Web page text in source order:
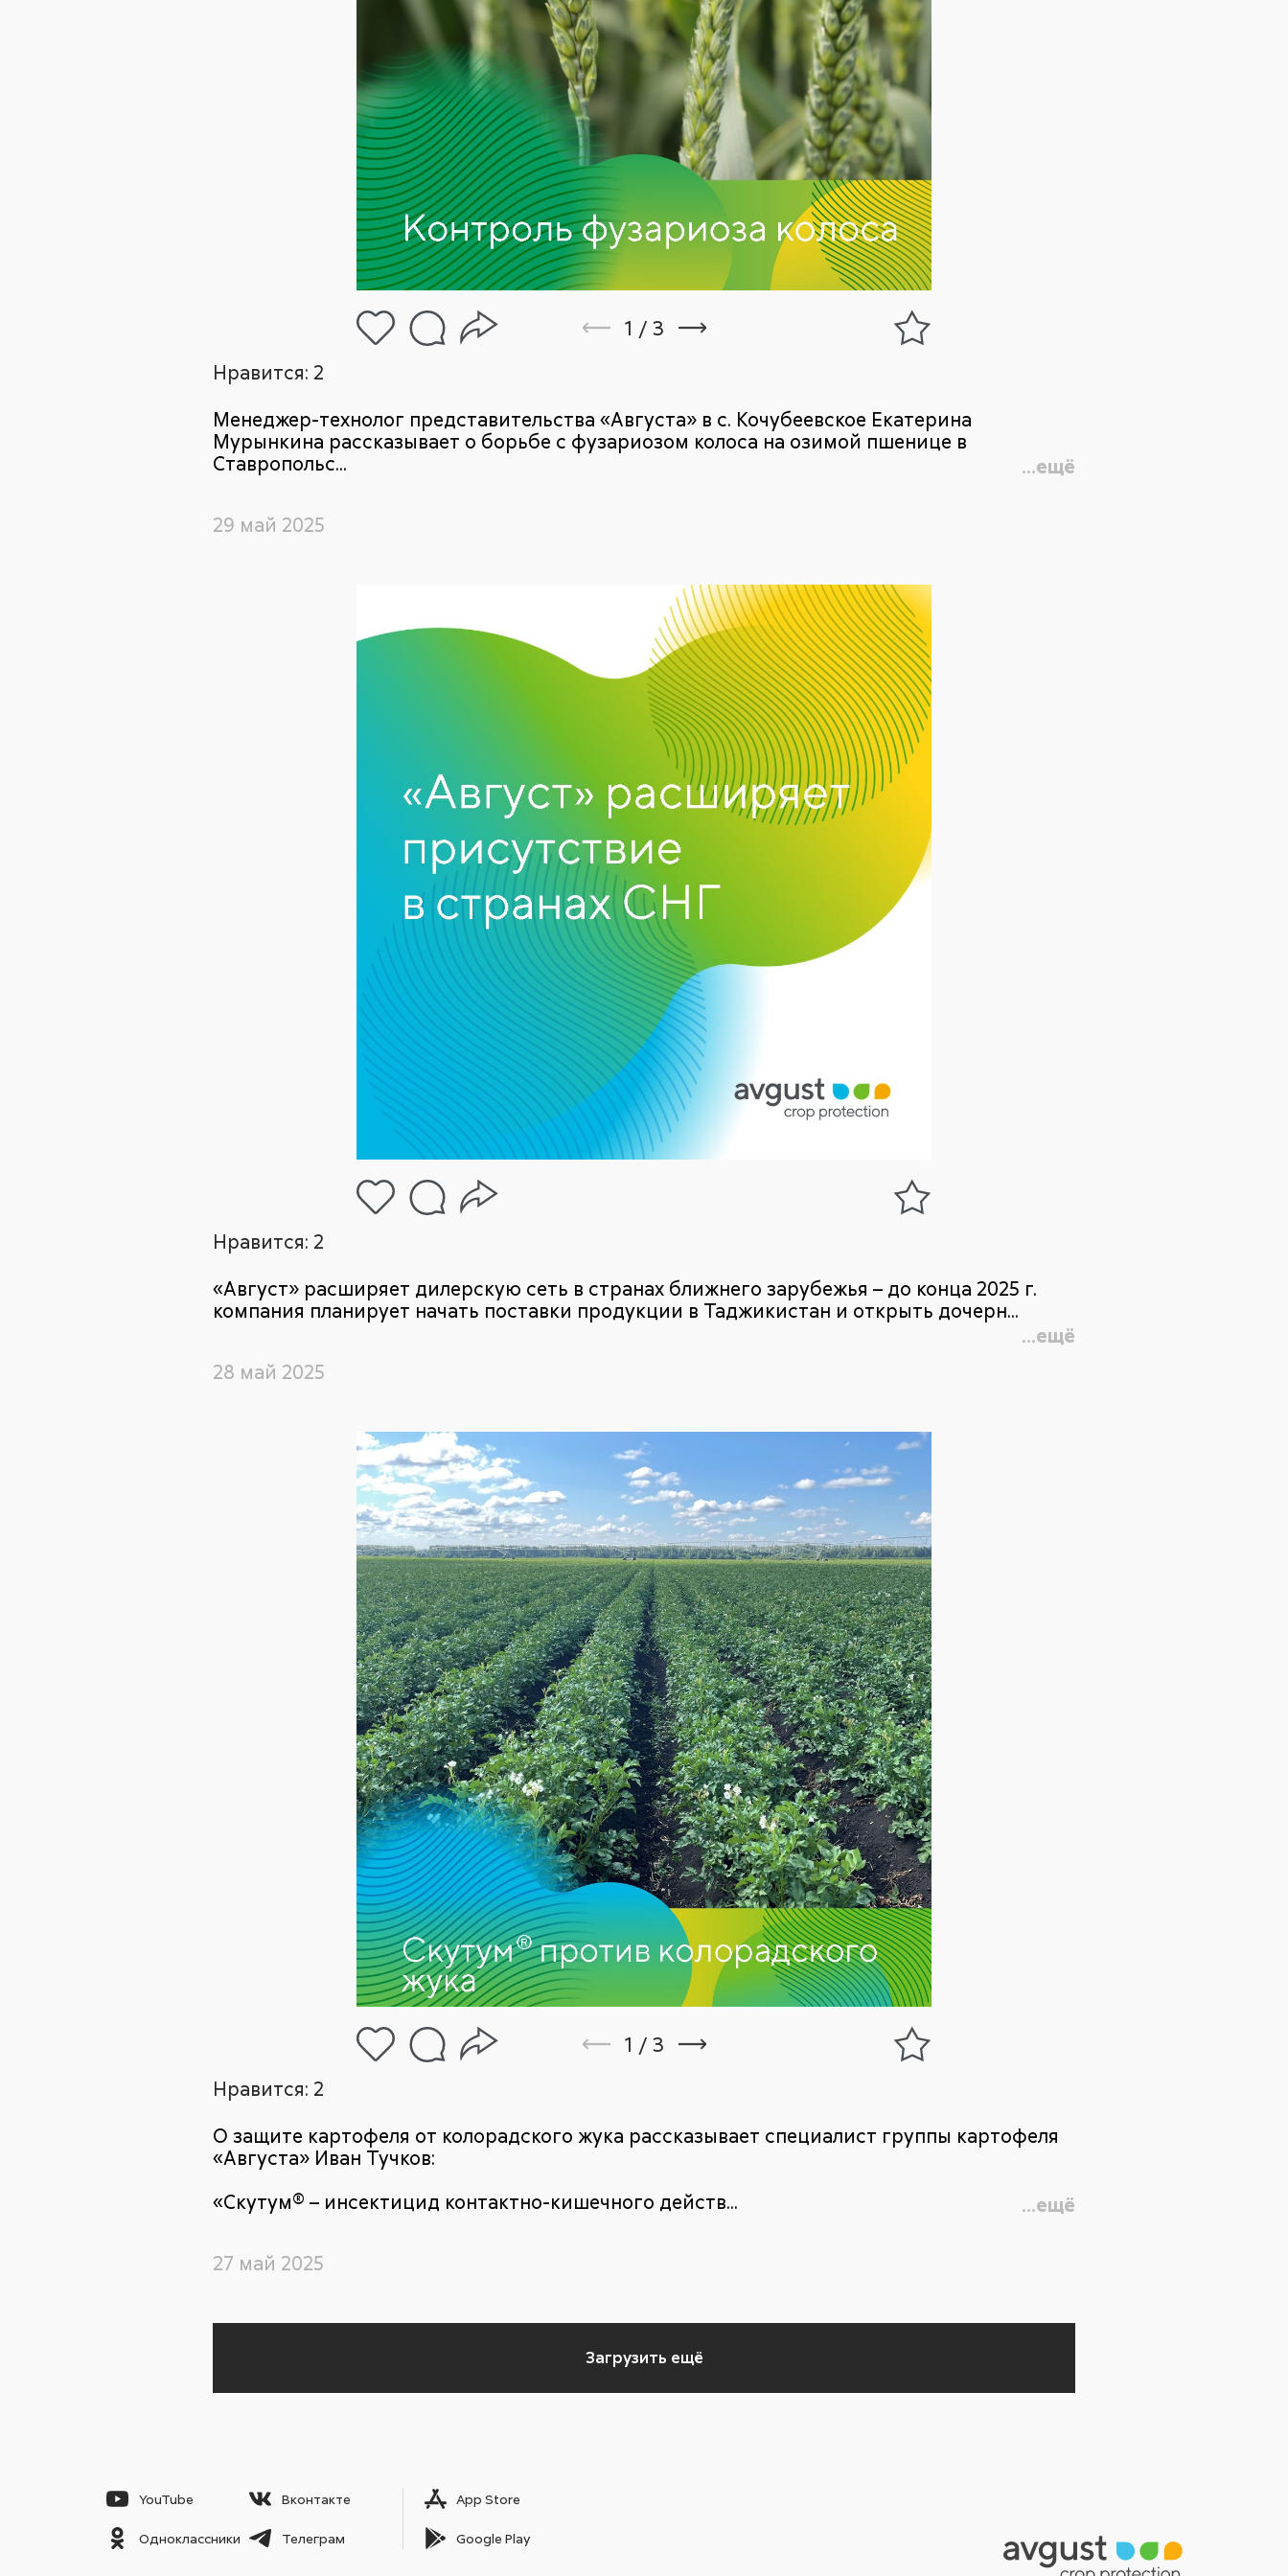
1 / 3
Нравится: 2
Менеджер-технолог представительства «Августа» в с. Кочубеевское Екатерина
Мурынкина рассказывает о борьбе с фузариозом колоса на озимой пшенице в
Ставропольс...
...ещё
29 май 2025
Нравится: 2
«Август» расширяет дилерскую сеть в странах ближнего зарубежья – до конца 2025 г.
компания планирует начать поставки продукции в Таджикистан и открыть дочерн...
...ещё
28 май 2025
1 / 3
Нравится: 2
О защите картофеля от колорадского жука рассказывает специалист группы картофеля
«Августа» Иван Тучков:
«Скутум® – инсектицид контактно-кишечного действ...
...ещё
27 май 2025
Загрузить ещё
YouTube Вконтакте
Одноклассники Телеграм
App Store
Google Play